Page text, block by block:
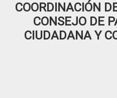
COORDINACIÓN
CONSEJO DE
CIUDADANA Y